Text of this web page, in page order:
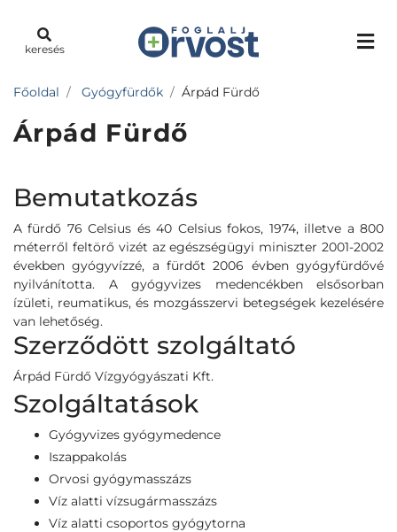
keresés
Főoldal Gyógyfürdők Árpád Fürdő
Árpád Fürdő
Bemutatkozás
A fürdő 76 Celsius és 40 Celsius fokos, 1974, illetve a 800
méterről feltörő vizét az egészségügyi miniszter 2001-2002
években gyógyvízzé, a fürdőt 2006 évben gyógyfürdővé
nyilvánította. A gyógyvizes medencékben elsősorban
ízületi, reumatikus, és mozgásszervi betegségek kezelésére
van lehetőség.
Szerződött szolgáltató
Árpád Fürdő Vízgyógyászati Kft.
Szolgáltatások
Gyógyvizes gyógymedence
Iszappakolás
Orvosi gyógymasszázs
Víz alatti vízsugármasszázs
Víz alatti csoportos gyógytorna